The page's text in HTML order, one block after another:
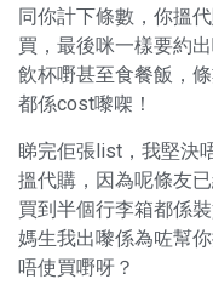
同你計下條數，你搵
買，最後咪一樣要約
飲杯嘢甚至食餐飯，
都係cost嚟㗎！
睇完佢張list，我堅決
搵代購，因為呢條友
買到半個行李箱都係
媽生我出嚟係為咗幫
唔使買嘢呀？